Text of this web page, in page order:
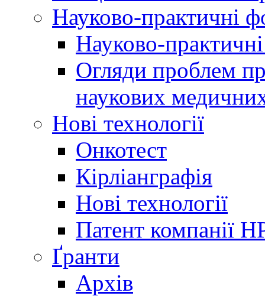
Науково-практичні
Науково-
Огляди проблем
наукових
Нові технології
Онкотест
Кірліанграфія
Нові технології
Патент компанії
Ґранти
Архів